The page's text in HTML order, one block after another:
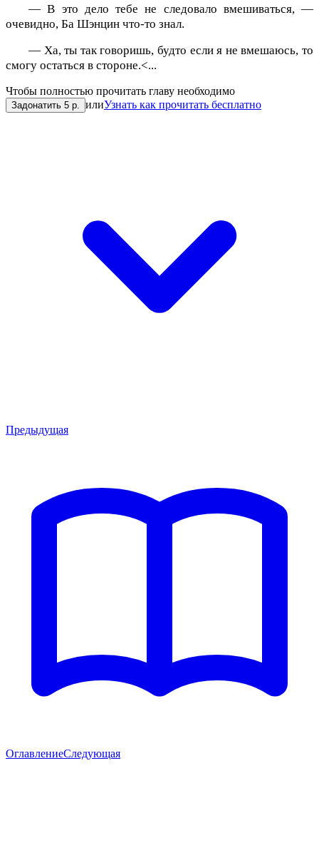
— В это дело тебе не следовало вмешиваться, —
очевидно, Ба Шэнцин что-то знал.
— Ха, ты так говоришь, будто если я не вмешаюсь, то
смогу остаться в стороне.<...
Чтобы полностью прочитать главу необходимо
Задонатить 5 р. илиУзнать как прочитать бесплатно
Предыдущая
ОглавлениеСледующая